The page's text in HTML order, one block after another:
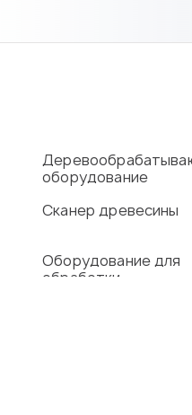
оборудование
Сканер древесины
Оборудование для
обработки